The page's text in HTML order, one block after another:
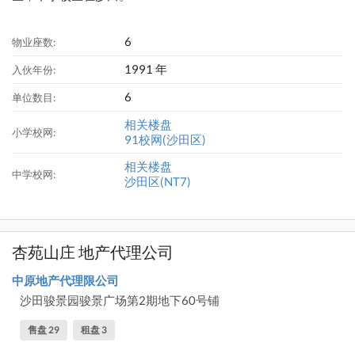
物业座数: 6
入伙年份: 1991 年
单位数目: 6
小学校网:
相关楼盘
91校网(沙田区)
中学校网:
相关楼盘
沙田区(NT7)
杏苑山庄 地产代理公司
中原地产代理限公司
沙田骏景园骏景广场第2期地下60号铺
售盘 29 租盘 3